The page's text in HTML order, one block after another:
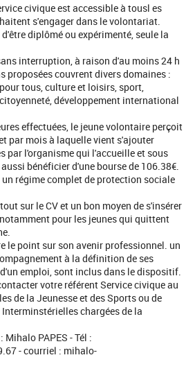
civique est accessible à tousl es
s'engager dans le volontariat.
diplômé ou expérimenté, seule la
interruption, à raison d'au moins 24 h
proposées couvrent divers domaines :
tous, culture et loisirs, sport,
développement international
effectuées, le jeune volontaire perçoit
par mois à laquelle vient s'ajouter
par l'organisme qui l'accueille et sous
bénéficier d'une bourse de 106.38€.
régime complet de protection sociale
sur le CV et un bon moyen de s'insérer
pour les jeunes qui quittent
le point sur son avenir professionnel. un
à la définition de ses
emploi, sont inclus dans le dispositif.
votre référent Service civique au
de la Jeunesse et des Sports ou de
chargées de la
PAPES - Tél :
- courriel : mihalo-